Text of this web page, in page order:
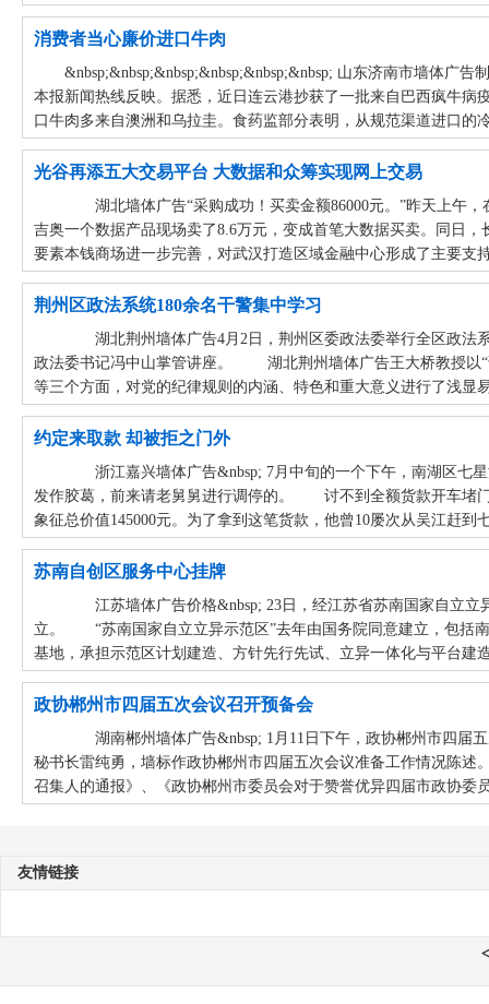
消费者当心廉价进口牛肉
&nbsp;&nbsp;&nbsp;&nbsp;&nbsp;&nbsp; 山东济南市墙体广
本报新闻热线反映。据悉，近日连云港抄获了一批来自巴西疯牛
口牛肉多来自澳洲和乌拉圭。食药监部分表明，从规范渠道进口的
光谷再添五大交易平台 大数据和众筹实现网上交易
湖北墙体广告“采购成功！买卖金额86000元。”昨天上午，
吉奥一个数据产品现场卖了8.6万元，变成首笔大数据买卖。同日
要素本钱商场进一步完善，对武汉打造区域金融中心形成了主
荆州区政法系统180余名干警集中学习
湖北荆州墙体广告4月2日，荆州区委政法委举行全区政法
政法委书记冯中山掌管讲座。 湖北荆州墙体广告王大桥教授以“
等三个方面，对党的纪律规则的内涵、特色和重大意义进行了浅
约定来取款 却被拒之门外
浙江嘉兴墙体广告&nbsp; 7月中旬的一个下午，南湖区七
发作胶葛，前来请老舅舅进行调停的。 讨不到全额货款开车
象征总价值145000元。为了拿到这笔货款，他曾10屡次从吴江赶
苏南自创区服务中心挂牌
江苏墙体广告价格&nbsp; 23日，经江苏省苏南国家自立立
立。 “苏南国家自立立异示范区”去年由国务院同意建立，包括
基地，承担示范区计划建造、方针先行先试、立异一体化与平台
政协郴州市四届五次会议召开预备会
湖南郴州墙体广告&nbsp; 1月11日下午，政协郴州市四届
秘书长雷纯勇，墙标作政协郴州市四届五次会议准备工作情况陈
召集人的通报》、《政协郴州市委员会对于赞誉优异四届市政协
友情链接